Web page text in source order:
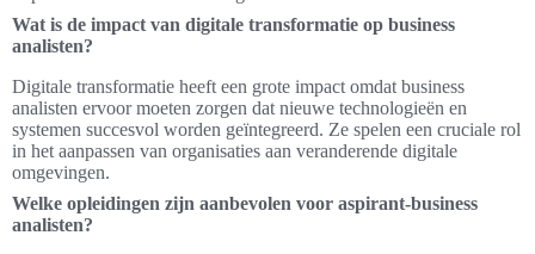
Wat is de impact van digitale transformatie op business
analisten?
Digitale transformatie heeft een grote impact omdat business
analisten ervoor moeten zorgen dat nieuwe technologieën en
systemen succesvol worden geïntegreerd. Ze spelen een cruciale rol
in het aanpassen van organisaties aan veranderende digitale
omgevingen.
Welke opleidingen zijn aanbevolen voor aspirant-business
analisten?